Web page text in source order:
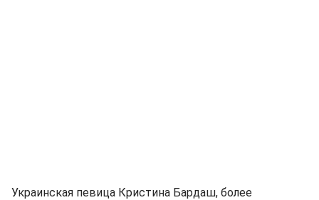
Украинская певица Кристина Бардаш, более